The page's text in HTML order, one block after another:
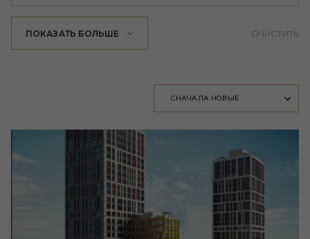
ПОКАЗАТЬ БОЛЬШЕ ОЧИСТИТЬ
СНАЧАЛА НОВЫЕ